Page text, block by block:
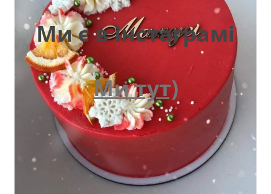
Ми є в інстаграмі
Ми тут)